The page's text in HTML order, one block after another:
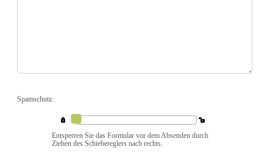
Spamschutz:
Entsperren Sie das Formular vor dem Absenden durch
Ziehen des Schiebereglers nach rechts.